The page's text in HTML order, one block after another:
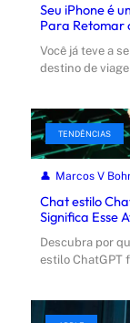
Seu iPhone é
Para Retomar
Você já teve a
destino de
TENDÊNCIAS
Marcos V
Chat estilo
Significa Esse
Descubra por
estilo ChatGPT